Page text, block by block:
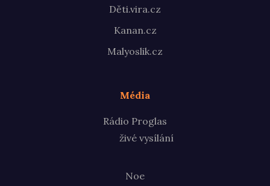
Děti.vira.cz
Kanan.cz
Malyoslik.cz
Média
Rádio Proglas
živé vysílání
Noe